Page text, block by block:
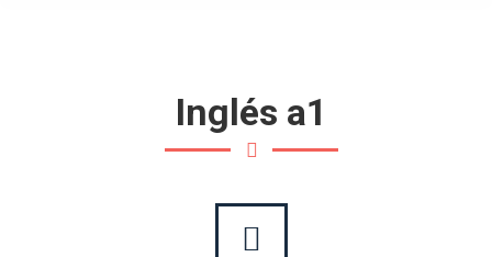
Inglés a1